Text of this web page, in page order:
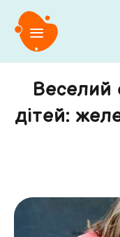
Веселий
дітей: